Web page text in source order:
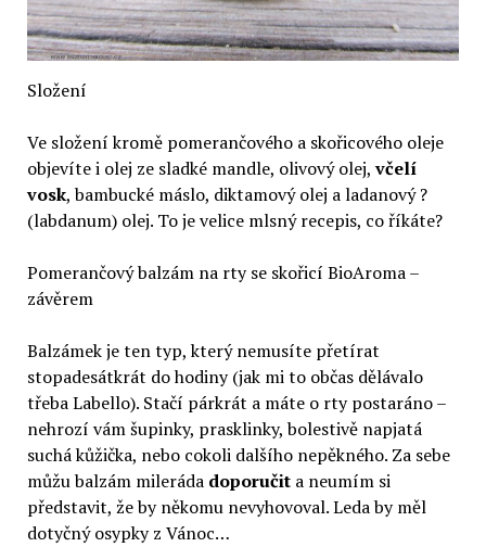
Složení
Ve složení kromě pomerančového a skořicového oleje
objevíte i olej ze sladké mandle, olivový olej,včelí
vosk, bambucké máslo, diktamový olej a ladanový ?
(labdanum) olej. To je velice mlsný recepis, co říkáte?
Pomerančový balzám na rty se skořicí BioAroma –
závěrem
Balzámek je ten typ, který nemusíte přetírat
stopadesátkrát do hodiny (jak mi to občas dělávalo
třeba Labello). Stačí párkrát a máte o rty postaráno –
nehrozí vám šupinky, prasklinky, bolestivě napjatá
suchá kůžička, nebo cokoli dalšího nepěkného. Za sebe
můžu balzám mileráda doporučita neumím si
představit, že by někomu nevyhovoval. Leda by měl
dotyčný osypky z Vánoc…